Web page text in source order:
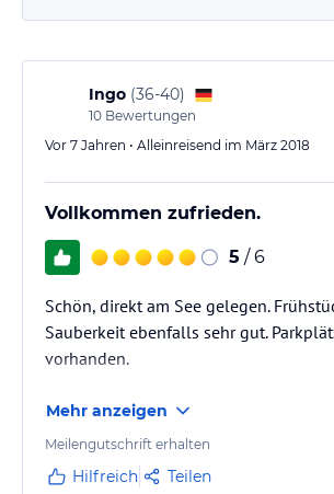
Ingo (36-40)
10 Bewertungen
Vor 7 Jahren • Alleinreisend im März 2018
Vollkommen zufrieden.
5 / 6
Schön, direkt am See gelegen.
Sauberkeit ebenfalls sehr gut.
vorhanden.
Mehr anzeigen
Meilengutschrift erhalten
Hilfreich Teilen